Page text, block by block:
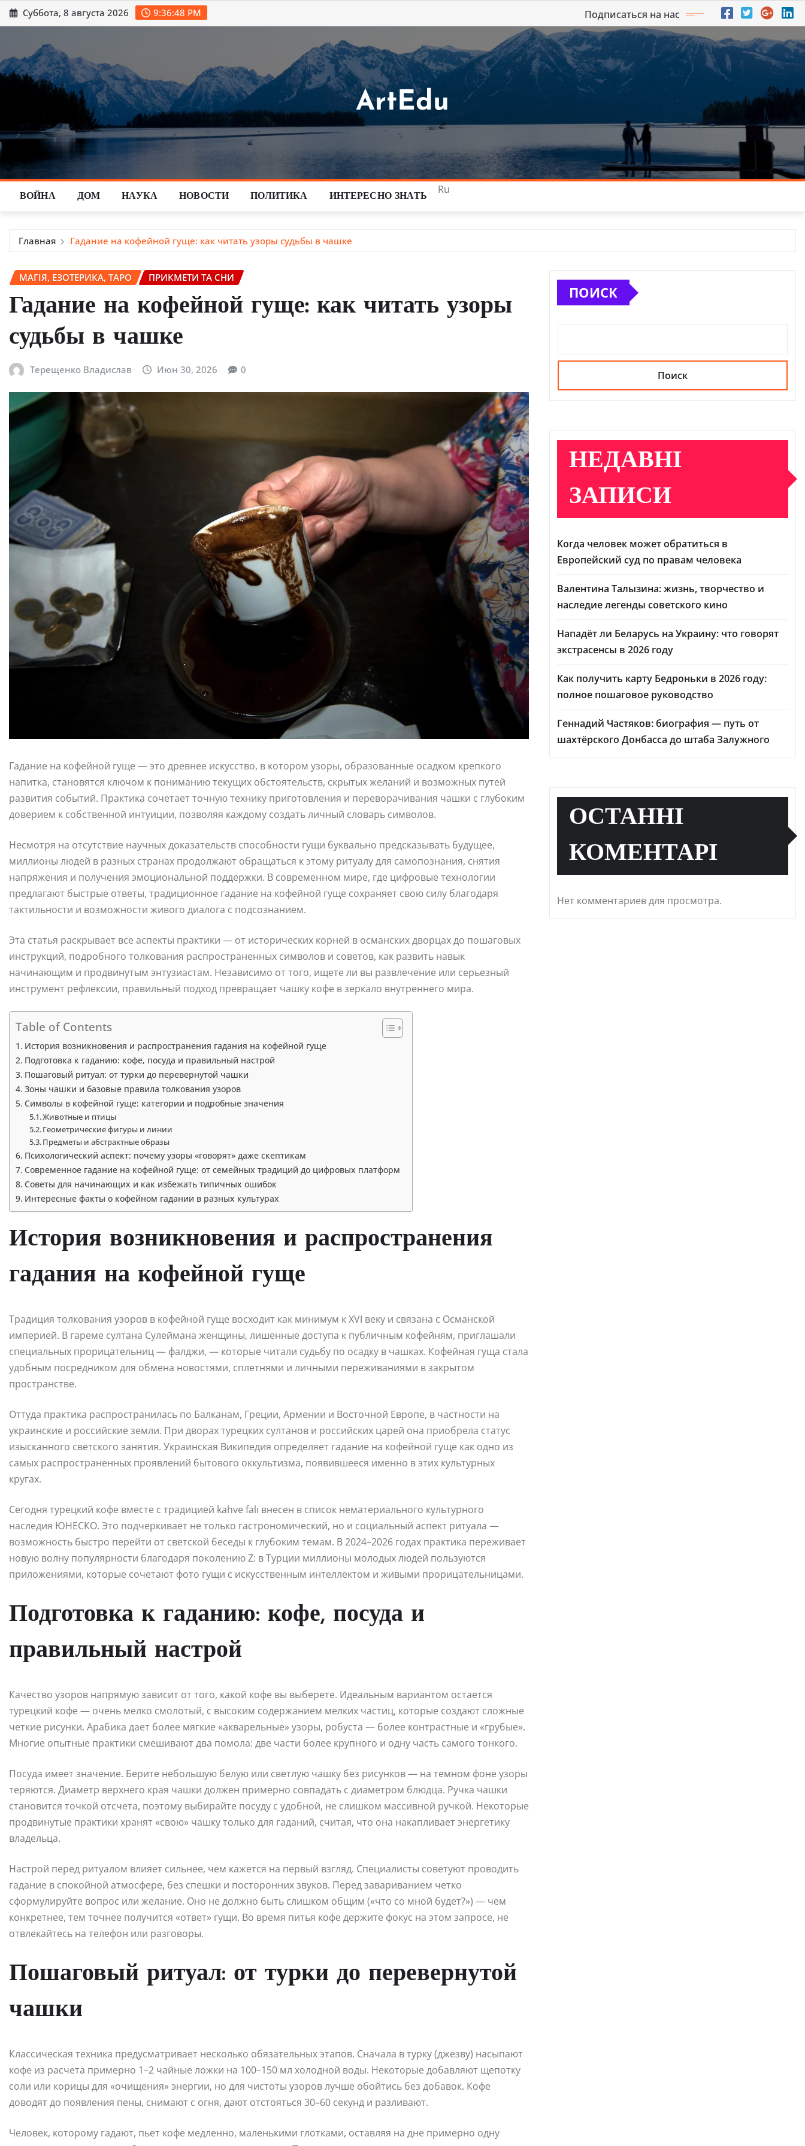
Перейти
к
Суббота, 8 августа 2026 9:36:49 PM Подписаться на нас
ArtEdu
ВОЙНА ДОМ НАУКА НОВОСТИ ПОЛИТИКА ИНТЕРЕСНО ЗНАТЬ
Ru
Главная Гадание на кофейной гуще: как читать узоры судьбы в чашке
МАГІЯ, ЕЗОТЕРИКА, ТАРО ПРИКМЕТИ ТА СНИ
Гадание на кофейной гуще: как читать узоры
судьбы в чашке
Терещенко Владислав Июн 30, 2026 0
Гадание на кофейной гуще — это древнее искусство, в котором узоры, образованные осадком крепкого
напитка, становятся ключом к пониманию текущих обстоятельств, скрытых желаний и возможных путей
развития событий. Практика сочетает точную технику приготовления и переворачивания чашки с глубоким
доверием к собственной интуиции, позволяя каждому создать личный словарь символов.
Несмотря на отсутствие научных доказательств способности гущи буквально предсказывать будущее,
миллионы людей в разных странах продолжают обращаться к этому ритуалу для самопознания, снятия
напряжения и получения эмоциональной поддержки. В современном мире, где цифровые технологии
предлагают быстрые ответы, традиционное гадание на кофейной гуще сохраняет свою силу благодаря
тактильности и возможности живого диалога с подсознанием.
Эта статья раскрывает все аспекты практики — от исторических корней в османских дворцах до пошаговых
инструкций, подробного толкования распространенных символов и советов, как развить навык
начинающим и продвинутым энтузиастам. Независимо от того, ищете ли вы развлечение или серьезный
инструмент рефлексии, правильный подход превращает чашку кофе в зеркало внутреннего мира.
Table of Contents
История возникновения и распространения гадания на кофейной гуще
Подготовка к гаданию: кофе, посуда и правильный настрой
Пошаговый ритуал: от турки до перевернутой чашки
Зоны чашки и базовые правила толкования узоров
Символы в кофейной гуще: категории и подробные значения
Животные и птицы
Геометрические фигуры и линии
Предметы и абстрактные образы
Психологический аспект: почему узоры «говорят» даже скептикам
Современное гадание на кофейной гуще: от семейных традиций до цифровых платформ
Советы для начинающих и как избежать типичных ошибок
Интересные факты о кофейном гадании в разных культурах
История возникновения и распространения
гадания на кофейной гуще
Традиция толкования узоров в кофейной гуще восходит как минимум к XVI веку и связана с Османской
империей. В гареме султана Сулеймана женщины, лишенные доступа к публичным кофейням, приглашали
специальных прорицательниц — фалджи, — которые читали судьбу по осадку в чашках. Кофейная гуща стала
удобным посредником для обмена новостями, сплетнями и личными переживаниями в закрытом
пространстве.
Оттуда практика распространилась по Балканам, Греции, Армении и Восточной Европе, в частности на
украинские и российские земли. При дворах турецких султанов и российских царей она приобрела статус
изысканного светского занятия. Украинская Википедия определяет гадание на кофейной гуще как одно из
самых распространенных проявлений бытового оккультизма, появившееся именно в этих культурных
кругах.
Сегодня турецкий кофе вместе с традицией kahve falı внесен в список нематериального культурного
наследия ЮНЕСКО. Это подчеркивает не только гастрономический, но и социальный аспект ритуала —
возможность быстро перейти от светской беседы к глубоким темам. В 2024–2026 годах практика переживает
новую волну популярности благодаря поколению Z: в Турции миллионы молодых людей пользуются
приложениями, которые сочетают фото гущи с искусственным интеллектом и живыми прорицательницами.
Подготовка к гаданию: кофе, посуда и
правильный настрой
Качество узоров напрямую зависит от того, какой кофе вы выберете. Идеальным вариантом остается
турецкий кофе — очень мелко смолотый, с высоким содержанием мелких частиц, которые создают сложные
четкие рисунки. Арабика дает более мягкие «акварельные» узоры, робуста — более контрастные и «грубые».
Многие опытные практики смешивают два помола: две части более крупного и одну часть самого тонкого.
Посуда имеет значение. Берите небольшую белую или светлую чашку без рисунков — на темном фоне узоры
теряются. Диаметр верхнего края чашки должен примерно совпадать с диаметром блюдца. Ручка чашки
становится точкой отсчета, поэтому выбирайте посуду с удобной, не слишком массивной ручкой. Некоторые
продвинутые практики хранят «свою» чашку только для гаданий, считая, что она накапливает энергетику
владельца.
Настрой перед ритуалом влияет сильнее, чем кажется на первый взгляд. Специалисты советуют проводить
гадание в спокойной атмосфере, без спешки и посторонних звуков. Перед завариванием четко
сформулируйте вопрос или желание. Оно не должно быть слишком общим («что со мной будет?») — чем
конкретнее, тем точнее получится «ответ» гущи. Во время питья кофе держите фокус на этом запросе, не
отвлекайтесь на телефон или разговоры.
Пошаговый ритуал: от турки до перевернутой
чашки
Классическая техника предусматривает несколько обязательных этапов. Сначала в турку (джезву) насыпают
кофе из расчета примерно 1–2 чайные ложки на 100–150 мл холодной воды. Некоторые добавляют щепотку
соли или корицы для «очищения» энергии, но для чистоты узоров лучше обойтись без добавок. Кофе
доводят до появления пены, снимают с огня, дают отстояться 30–60 секунд и разливают.
Человек, которому гадают, пьет кофе медленно, маленькими глотками, оставляя на дне примерно одну
ПОИСК
Поиск
НЕДАВНІ
ЗАПИСИ
Когда человек может обратиться в
Европейский суд по правам человека
Валентина Талызина: жизнь, творчество и
наследие легенды советского кино
Нападёт ли Беларусь на Украину: что говорят
экстрасенсы в 2026 году
Как получить карту Бедроньки в 2026 году:
полное пошаговое руководство
Геннадий Частяков: биография — путь от
шахтёрского Донбасса до штаба Залужного
ОСТАННІ
КОМЕНТАРІ
Нет комментариев для просмотра.